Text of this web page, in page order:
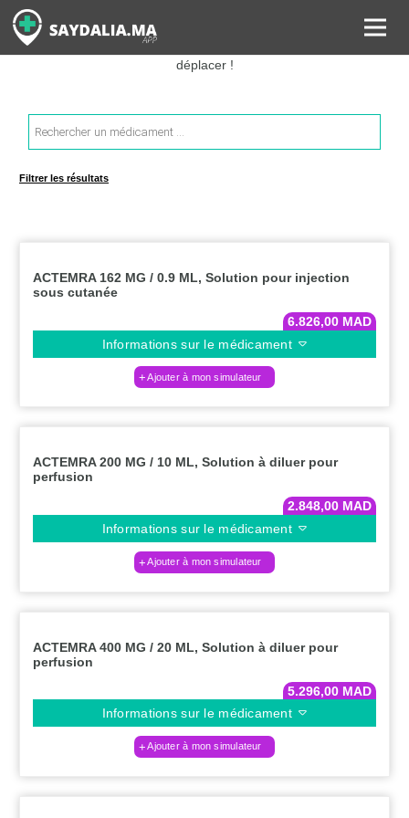
Rechercher les informations sur vos médicaments, leurs prix et
estimer ainsi le coût total de votre ordonnance, sans vous
déplacer !
Recherche
de
produits
Filtrer les résultats
ACTEMRA 162 MG / 0.9 ML, Solution pour injection
sous cutanée
6.826,00 MAD
Informations sur le médicament
Ajouter à mon simulateur
ACTEMRA 200 MG / 10 ML, Solution à diluer pour
perfusion
2.848,00 MAD
Informations sur le médicament
Ajouter à mon simulateur
ACTEMRA 400 MG / 20 ML, Solution à diluer pour
perfusion
5.296,00 MAD
Informations sur le médicament
Ajouter à mon simulateur